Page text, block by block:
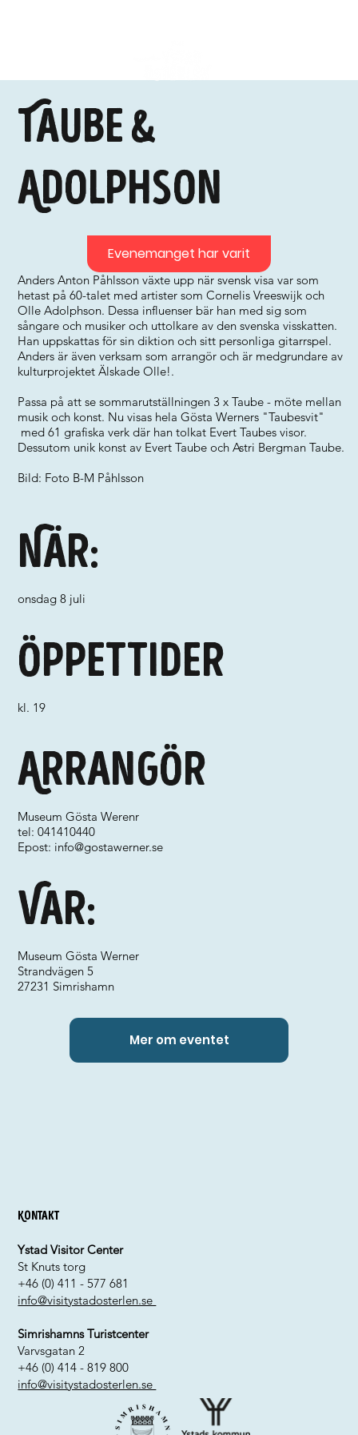
Taube &
Adolphson
Anders Anton Påhlsson växte upp när svensk visa var som
hetast på 60-talet med artister som Cornelis Vreeswijk och
Olle Adolphson. Dessa influenser bär han med sig som
sångare och musiker och uttolkare av den svenska visskatten.
Han uppskattas för sin diktion och sitt personliga gitarrspel.
Anders är även verksam som arrangör och är medgrundare av
kulturprojektet Älskade Olle!.
Passa på att se sommarutställningen 3 x Taube - möte mellan
musik och konst. Nu visas hela Gösta Werners "Taubesvit"
med 61 grafiska verk där han tolkat Evert Taubes visor.
Dessutom unik konst av Evert Taube och Astri Bergman Taube.
Bild: Foto B-M Påhlsson
När:
onsdag 8 juli
Var:
Arrangör
Museum Gösta Werenr
tel: 041410440
Epost: info@gostawerner.se
Museum Gösta Werner
Strandvägen 5
27231 Simrishamn
Öppettider
kl. 19
Mer om eventet
Evenemanget har varit
Kontakt
Ystad Visitor Center
St Knuts torg
+46 (0) 411 - 577 681
info@visitystadosterlen.se
Simrishamns Turistcenter
Varvsgatan 2
+46 (0) 414 - 819 800
info@visitystadosterlen.se